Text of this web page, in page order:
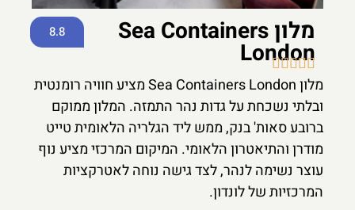
מלון Sea Containers
London
8.8



מלון Sea Containers London מציע חוויה רומנטית
ובלתי נשכחת על גדות נהר התמזה. המלון ממוקם
ברובע סאות' בנק, ממש ליד הגלריה הלאומית טייט
מודרן והתיאטרון הלאומי. המיקום המרכזי מציע נוף
עוצר נשימה לנהר, לצד גישה נוחה לאטרקציות
המרכזיות של לונדון.